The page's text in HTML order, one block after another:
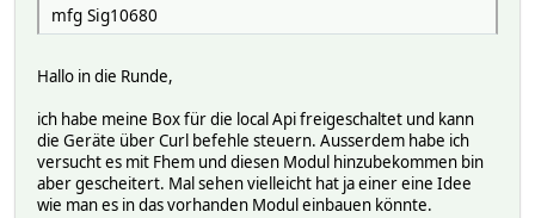
);
timeout => 10,
hash => $hash,
url => $login_url,
data => $login_body,
headers => \%login_headers,
callback => \&tahoma_handle_login_response,
mfg Sig10680
Hallo in die Runde,
ich habe meine Box für die local Api freigeschaltet und kann
die Geräte über Curl befehle steuern. Ausserdem habe ich
versucht es mit Fhem und diesen Modul hinzubekommen bin
aber gescheitert. Mal sehen vielleicht hat ja einer eine Idee
wie man es in das vorhanden Modul einbauen könnte.